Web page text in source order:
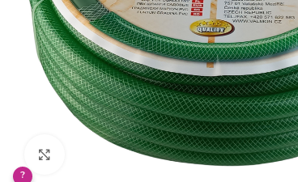
Klikněte pro zvětšení
?